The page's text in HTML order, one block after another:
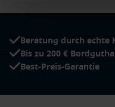
Beratung durch echte
Bis zu 200 €
Best-Preis-Garantie